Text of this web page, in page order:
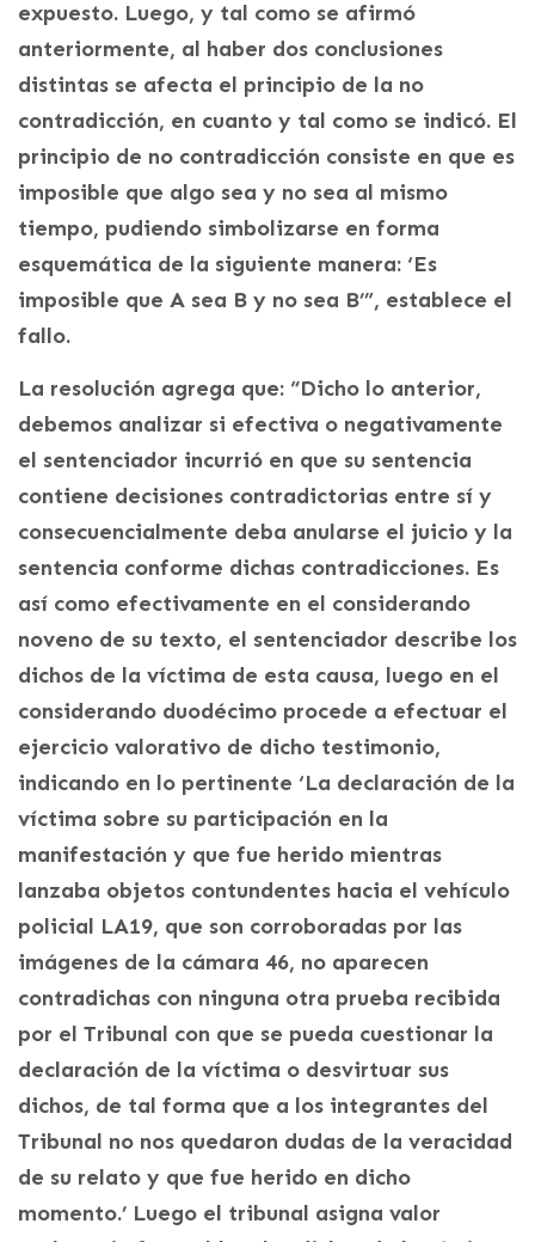
expuesto. Luego, y tal como se afirmó
anteriormente, al haber dos conclusiones
distintas se afecta el principio de la no
contradicción, en cuanto y tal como se indicó. El
principio de no contradicción consiste en que es
imposible que algo sea y no sea al mismo
tiempo, pudiendo simbolizarse en forma
esquemática de la siguiente manera: ‘Es
imposible que A sea B y no sea B’”, establece el
fallo.
La resolución agrega que: “Dicho lo anterior,
debemos analizar si efectiva o negativamente
el sentenciador incurrió en que su sentencia
contiene decisiones contradictorias entre sí y
consecuencialmente deba anularse el juicio y la
sentencia conforme dichas contradicciones. Es
así como efectivamente en el considerando
noveno de su texto, el sentenciador describe los
dichos de la víctima de esta causa, luego en el
considerando duodécimo procede a efectuar el
ejercicio valorativo de dicho testimonio,
indicando en lo pertinente ‘La declaración de la
víctima sobre su participación en la
manifestación y que fue herido mientras
lanzaba objetos contundentes hacia el vehículo
policial LA19, que son corroboradas por las
imágenes de la cámara 46, no aparecen
contradichas con ninguna otra prueba recibida
por el Tribunal con que se pueda cuestionar la
declaración de la víctima o desvirtuar sus
dichos, de tal forma que a los integrantes del
Tribunal no nos quedaron dudas de la veracidad
de su relato y que fue herido en dicho
momento.’ Luego el tribunal asigna valor